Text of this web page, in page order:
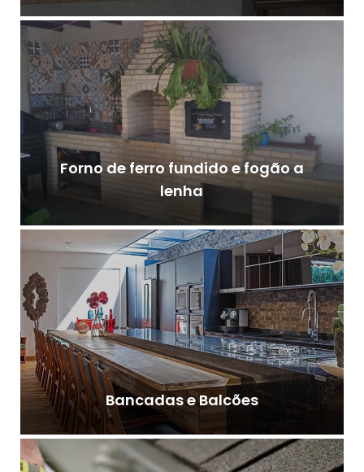
Forno de ferro fundido e fogão a
lenha
Bancadas e Balcões